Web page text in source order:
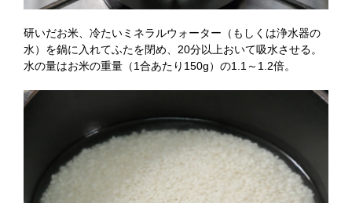
研いだお米、冷たいミネラルウォーター（もしくは浄水器の
水）を鍋に入れてふたを閉め、20分以上おいて吸水させる。
水の量はお米の重量（1合あたり150g）の1.1～1.2倍。